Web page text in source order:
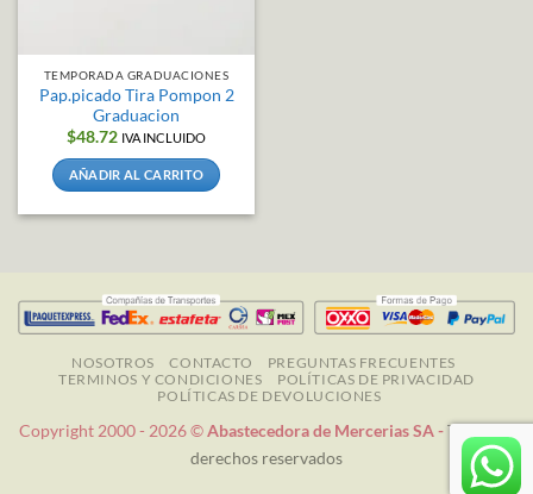
TEMPORADA GRADUACIONES
Pap.picado Tira Pompon 2
Graduacion
$48.72 IVA INCLUIDO
AÑADIR AL CARRITO
NOSOTROS CONTACTO
PREGUNTAS FRECUENTES
TERMINOS Y CONDICIONES
POLÍTICAS DE PRIVACIDAD
POLÍTICAS DE DEVOLUCIONES
Copyright 2000 - 2026 ©Abastecedora de Mercerias SA -Todos los
derechos reservados